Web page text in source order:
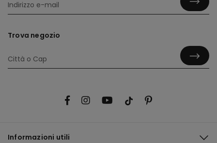
Trova negozio
Informazioni utili